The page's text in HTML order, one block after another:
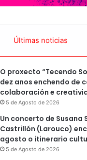
Últimas noticias
O proxecto “Tecendo
dez anos enchendo de
colaboración e
5 de Agosto de 2026
Un concerto de Susana
Castrillón (Larouco)
agosto o itinerario
5 de Agosto de 2026